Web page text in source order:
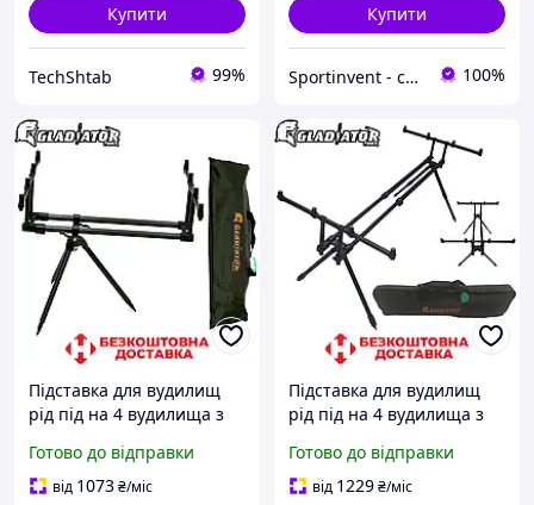
Купити
TechShtab 99%
Купити
Sportinvent - спортивний інтернет магазин 100%
Підставка для вудилищ
рід під на 4 вудилища з
ніжках Gladiator RP153
вага 3,1 кг
Готово до відправки
від 1073₴/міс
Підставка для вудилищ
рід під на 4 вудилища з
ніжках Gladiator RP189
вага 2,8 кг
Готово до відправки
від 1229₴/міс